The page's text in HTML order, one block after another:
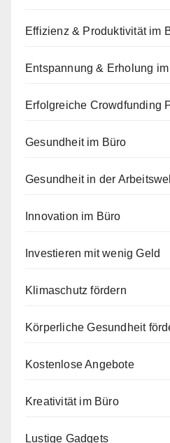
Effizienz & Produktivität im
Entspannung & Erholung
Erfolgreiche Crowdfunding
Gesundheit im Büro
Gesundheit in der
Innovation im Büro
Investieren mit wenig Geld
Klimaschutz fördern
Körperliche Gesundheit
Kostenlose Angebote
Kreativität im Büro
Lustige Gadgets